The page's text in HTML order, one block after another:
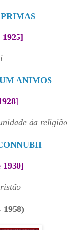
1925]
ANIMOS
]
da religião
1930]
1958)